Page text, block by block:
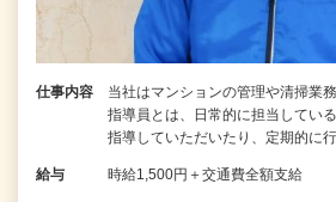
仕事内容
当社はマンションの管理や清掃業
指導員とは、日常的に担当してい
指導していただいたり、定期的に
給与 時給1,500円＋交通費全額支給